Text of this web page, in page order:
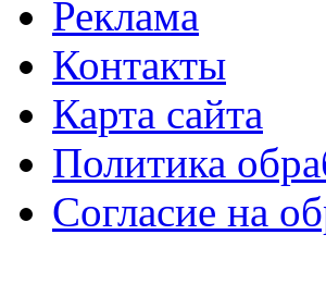
Реклама
Контакты
Карта сайта
Политика
Согласие на